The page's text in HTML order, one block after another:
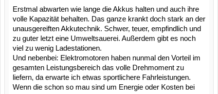
Erstmal abwarten wie lange die Akkus halten und auch ihre
volle Kapazität behalten. Das ganze krankt doch stark an der
unausgereiften Akkutechnik. Schwer, teuer, empfindlich und
zu guter letzt eine Umweltsauerei. Außerdem gibt es noch
viel zu wenig Ladestationen.
Und nebenbei: Elektromotoren haben nunmal den Vorteil im
gesamten Leistungsbereich das volle Drehmoment zu
liefern, da erwarte ich etwas sportlichere Fahrleistungen.
Wenn die schon so mau sind um Energie oder Kosten bei